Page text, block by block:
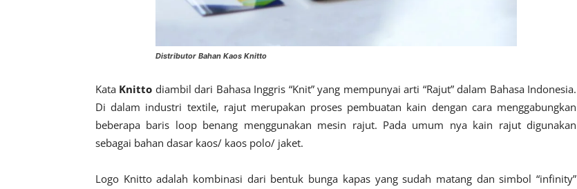
Distributor Bahan Kaos Knitto
Kata Knitto diambil dari Bahasa Inggris “Knit” yang mempunyai arti “Rajut” dalam Bahasa Indonesia.
Di dalam industri textile, rajut merupakan proses pembuatan kain dengan cara menggabungkan
beberapa baris loop benang menggunakan mesin rajut. Pada umum nya kain rajut digunakan
sebagai bahan dasar kaos/ kaos polo/ jaket.
Logo Knitto adalah kombinasi dari bentuk bunga kapas yang sudah matang dan simbol “infinity”